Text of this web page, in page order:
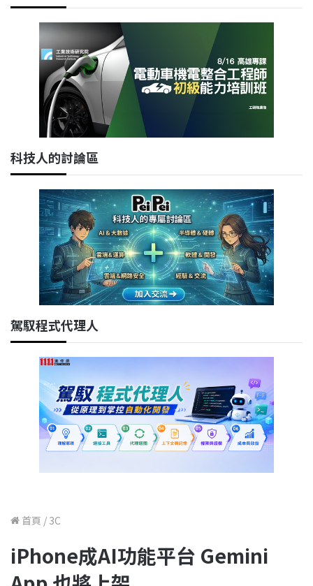
科技人的討論區
駕馭程式代理人